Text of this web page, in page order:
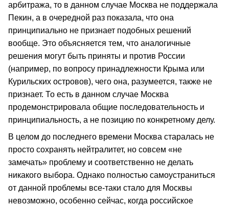
арбитража, то в данном случае Москва не поддержала
Пекин, а в очередной раз показала, что она
принципиально не признает подобных решений
вообще. Это объясняется тем, что аналогичные
решения могут быть приняты и против России
(например, по вопросу принадлежности Крыма или
Курильских островов), чего она, разумеется, также не
признает. То есть в данном случае Москва
продемонстрировала общие последовательность и
принципиальность, а не позицию по конкретному делу.
В целом до последнего времени Москва старалась не
просто сохранять нейтралитет, но совсем «не
замечать» проблему и соответственно не делать
никакого выбора. Однако полностью самоустраниться
от данной проблемы все-таки стало для Москвы
невозможно, особенно сейчас, когда российское